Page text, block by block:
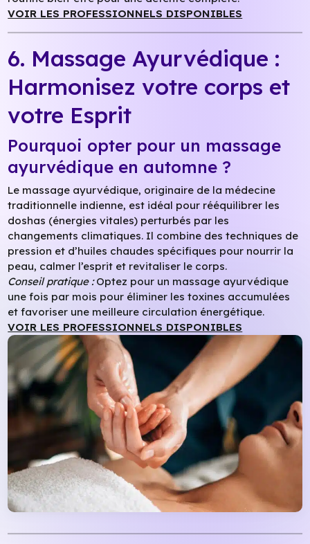
VOIR LES PROFESSIONNELS DISPONIBLES
6. Massage Ayurvédique :
Harmonisez votre corps et
votre Esprit
Pourquoi opter pour un massage
ayurvédique en automne ?
Le massage ayurvédique, originaire de la médecine
traditionnelle indienne, est idéal pour rééquilibrer les
doshas (énergies vitales) perturbés par les
changements climatiques. Il combine des techniques de
pression et d’huiles chaudes spécifiques pour nourrir la
peau, calmer l’esprit et revitaliser le corps.
Conseil pratique :Optez pour un massage ayurvédique
une fois par mois pour éliminer les toxines accumulées
et favoriser une meilleure circulation énergétique.
VOIR LES PROFESSIONNELS DISPONIBLES